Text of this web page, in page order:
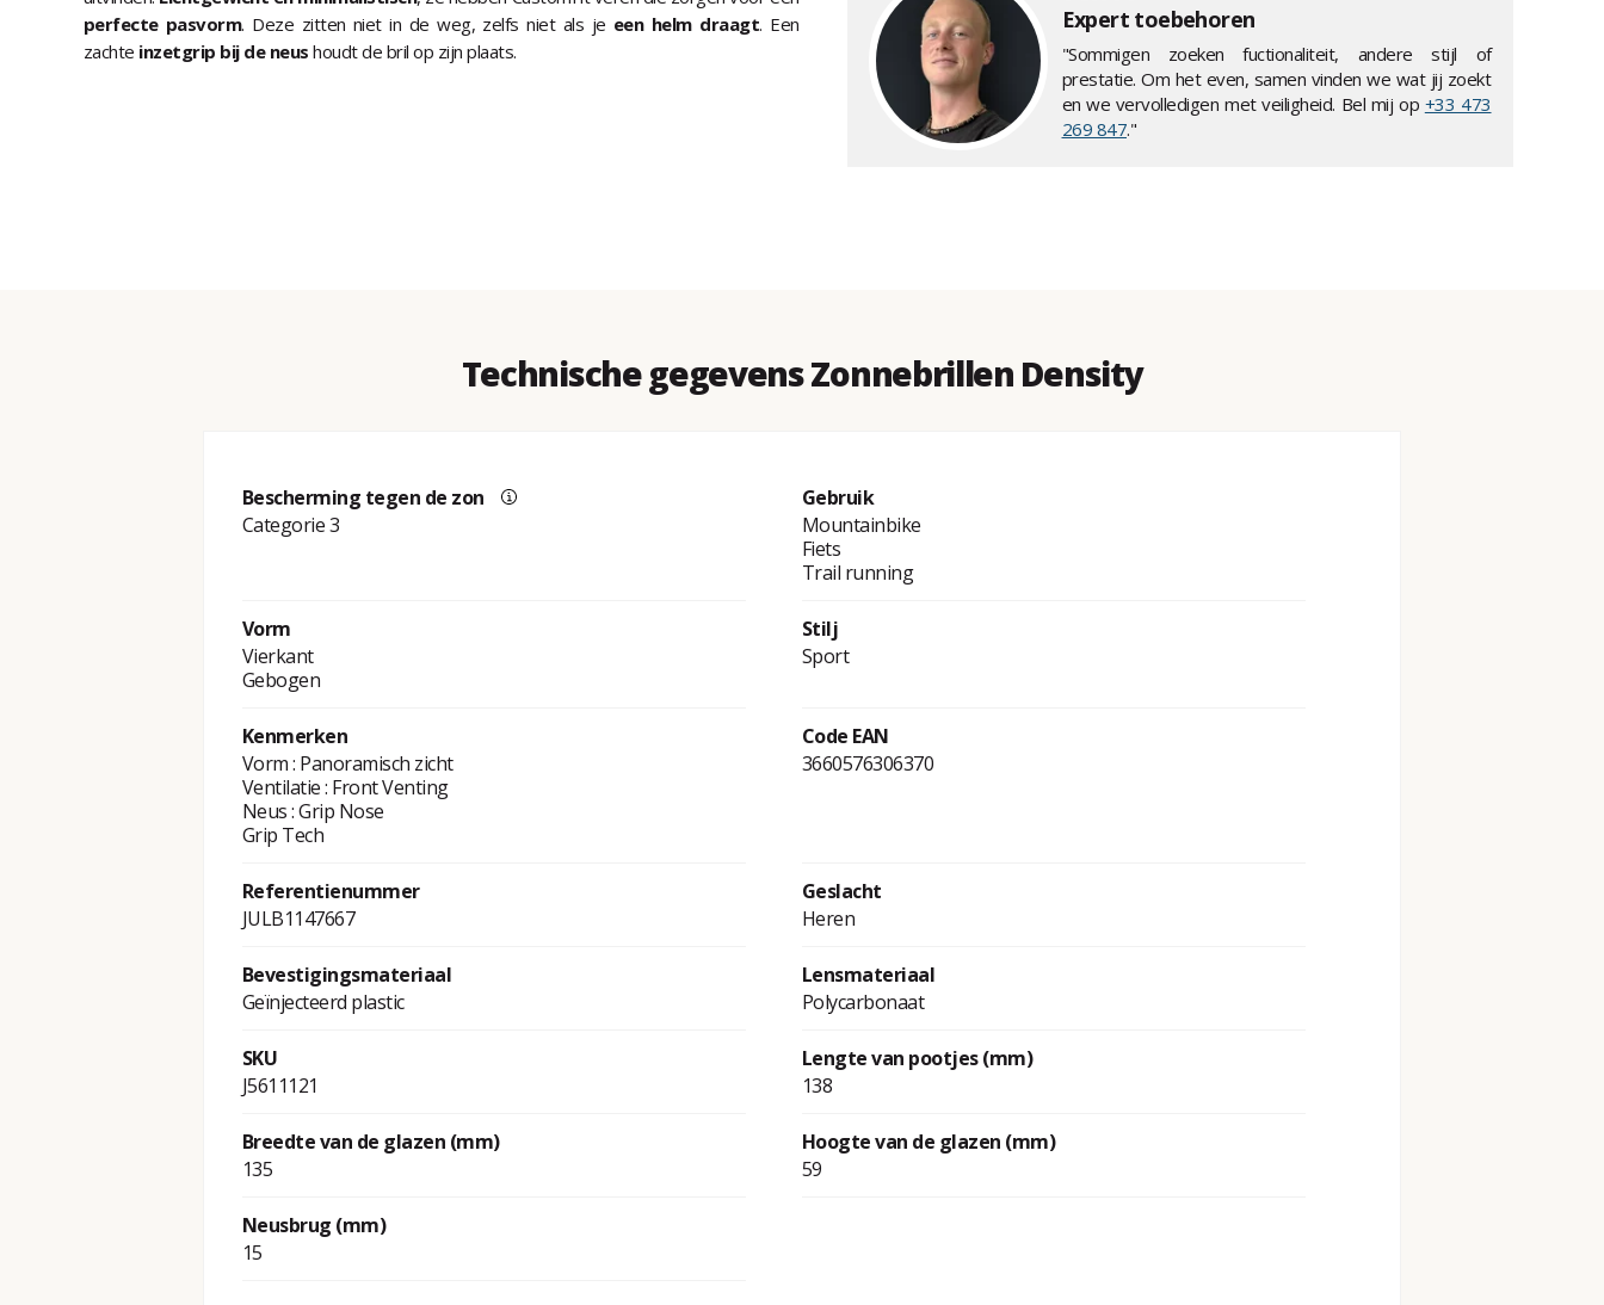
perfecte pasvorm. Deze zitten niet in de weg, zelfs niet als je een helm draagt. Een
zachte inzetgrip bij de neus houdt de bril op zijn plaats.
Expert toebehoren
"Sommigen zoeken fuctionaliteit, andere stijl of
prestatie. Om het even, samen vinden we wat jij zoekt
en we vervolledigen met veiligheid. Bel mij op +33 473
269 847."
Technische gegevens Zonnebrillen Density
Bescherming tegen de zon
Categorie 3
Gebruik
Mountainbike
Fiets
Trail running
Vorm
Vierkant
Gebogen
Stilj
Sport
Kenmerken
Vorm : Panoramisch zicht
Ventilatie : Front Venting
Neus : Grip Nose
Grip Tech
Code EAN
3660576306370
Referentienummer
JULB1147667
Geslacht
Heren
Bevestigingsmateriaal
Geïnjecteerd plastic
Lensmateriaal
Polycarbonaat
SKU
J5611121
Lengte van pootjes (mm)
138
Breedte van de glazen (mm)
135
Hoogte van de glazen (mm)
59
Neusbrug (mm)
15